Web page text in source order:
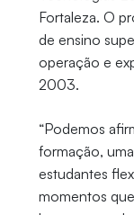
Fortaleza. O
de ensino
operação e
2003.
“Podemos
formação,
estudantes
momentos